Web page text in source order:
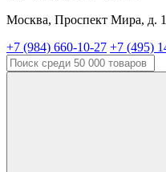
Москва, Проспект Мира, д.
+7 (984) 660-10-27 +7 (495)